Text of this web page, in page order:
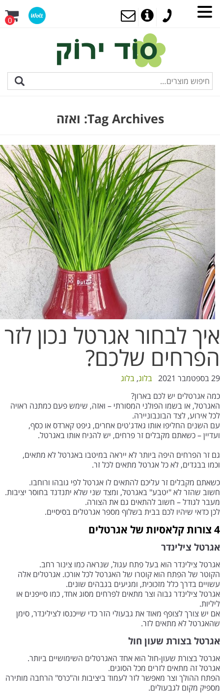
0
Tag Archives: ואזה
איך לבחור אגרטל נכון לזר
הפרחים שלכם?
29 בספטמבר 2021 בלוג, בלוג
כמה אגרטלים יש לכם בארון?
האגרטל, או בשמו הפולני המסורתי – ואזה, שימש פעם כמתנה ראויה
לכל אירוע, לצד הבונבוניירה.
עם השנים החליפו אותו גאדג'טים אחרים, גיפט קארדס או כסף,
ועדיין – כשאתם מקבלים זר פרחים, יש להניח אותו באגרטל.
גם זר הפרחים היפה ביותר לא ייראה במיטבו באגרטל לא מתאים,
וכמו בבגדים, לא כל אגרטל מתאים לכל זר.
כשאתם מקבלים זר עליכם להתאים לו אגרטל לפי גובהו ורוחבו.
חשוב שהזר לא "יטבע" באגרטל, ומצד שני שלא יתנדנד בחוסר יציבות.
מעבר לגודל – חשוב להתאים גם את הצורה.
לכן כדאי שיהיו לכם בבית בשלוף מספר אגרטלים בסיסיים.
4 צורות קלאסיות של אגרטלים
אגרטל צילינדר
אגרטל צילינדר הוא בעל פתח עגול, שנראה כמו צינור רחב.
הקוטר של הפתח הוא קוטרו של האגרטל לכל אורכו. אגרטלים אלה
עשויים בדרך כלל מזכוכית, ומגיעים בגבהים שונים.
אגרטל צילינדר גבוה וצר מתאים לפרחים מסוג אחד, כמו סייפנים או
ליליות.
אם יש צורך לצופף מאוד את גבעולי הזר כדי שייכנסו לצילינדר, סימן
שהאגרטל לא מתאים לזר.
אגרטל בצורת שעון חול
אגרטל בצורת שעון-חול הוא אחד האגרטלים השימושיים ביותר.
אגרטל זה מתאים לזרים מכל הסוגים.
הפתח ההולך וצר מאפשר לזר לעמוד ביציבות וה"כרס" הרחבה מותירה
מספיק מקום לגבעולים.